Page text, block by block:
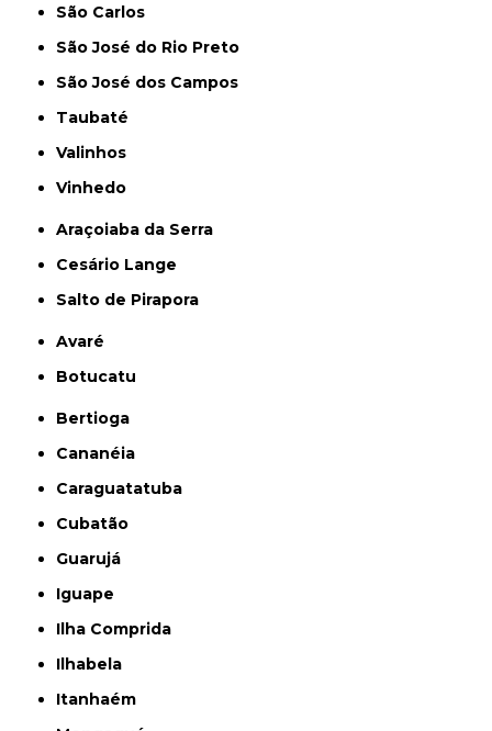
São Carlos
São José do Rio Preto
São José dos Campos
Taubaté
Valinhos
Vinhedo
Araçoiaba da Serra
Cesário Lange
Salto de Pirapora
Avaré
Botucatu
Bertioga
Cananéia
Caraguatatuba
Cubatão
Guarujá
Iguape
Ilha Comprida
Ilhabela
Itanhaém